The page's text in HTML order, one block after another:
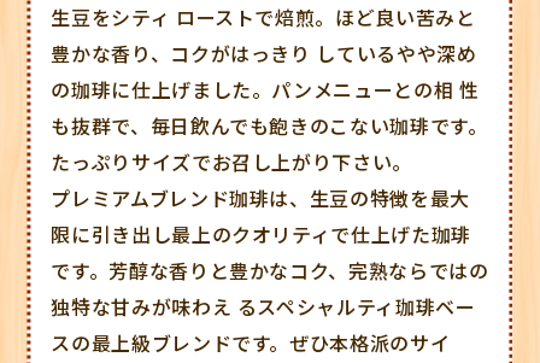
生豆をシティ ローストで焙煎。ほど良い苦みと
豊かな香り、コクがはっきり しているやや深め
の珈琲に仕上げました。パンメニューとの相 性
も抜群で、毎日飲んでも飽きのこない珈琲です。
たっぷりサイズでお召し上がり下さい。
プレミアムブレンド珈琲は、生豆の特徴を最大
限に引き出し最上のクオリティで仕上げた珈琲
です。芳醇な香りと豊かなコク、完熟ならではの
独特な甘みが味わえ るスペシャルティ珈琲ベー
スの最上級ブレンドです。ぜひ本格派のサイ